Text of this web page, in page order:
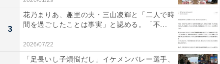
3
花乃まりあ、趣里の夫・三山凌輝と「二人で時
間を過ごしたことは事実」と認める。「不...
2026/07/22
「足長いし子煩悩だし」イケメンバレー選手、